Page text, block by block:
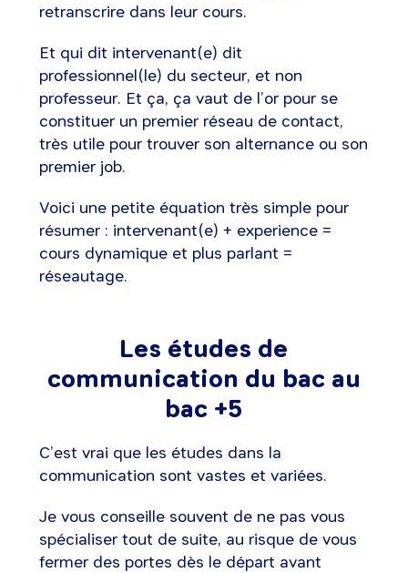
retranscrire dans leur cours.
Et qui dit intervenant(e) dit
professionnel(le) du secteur, et non
professeur. Et ça, ça vaut de l’or pour se
constituer un premier réseau de contact,
très utile pour trouver son alternance ou son
premier job.
Voici une petite équation très simple pour
résumer : intervenant(e) + experience =
cours dynamique et plus parlant =
réseautage.
Les études de
communication du bac au
bac +5
C’est vrai que les études dans la
communication sont vastes et variées.
Je vous conseille souvent de ne pas vous
spécialiser tout de suite, au risque de vous
fermer des portes dès le départ avant